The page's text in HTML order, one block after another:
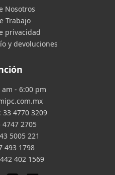
Nosotros
Trabajo
privacidad
y devoluciones
am - 6:00 pm
33 4770 3209
4747 2705
5005 221
493 1798
442 402 1569